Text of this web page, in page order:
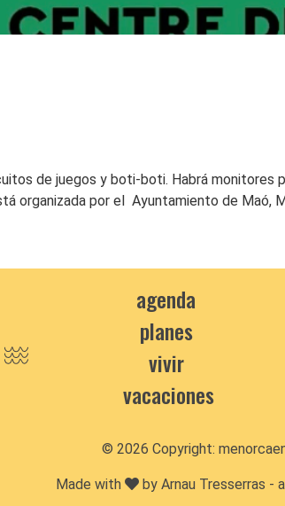
de juegos y boti-boti. Habrá monitores
organizada por el Ayuntamiento de Maó,
agenda
planes
vivir
vacaciones
© 2026 Copyright:
Made with by Arnau Tresserras -